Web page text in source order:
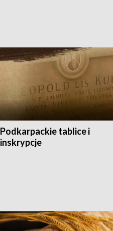
Podkarpackie tablice i
inskrypcje